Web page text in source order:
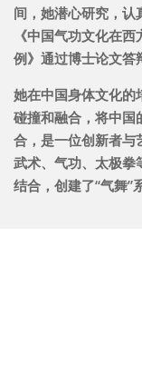
间，她潜心研究，
《中国气功文化在
例》通过博士论文答
她在中国身体文化的
碰撞和融合，将中国
合，是一位创新者与
武术、气功、太极拳
结合，创建了“气舞”